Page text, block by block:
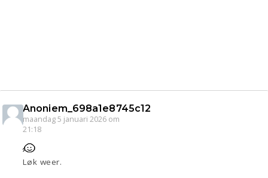
Anoniem_698a1e8745c12
maandag 5 januari 2026 om
21:18
Løk weer.